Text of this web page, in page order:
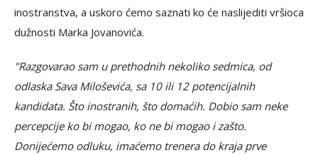
inostranstva, a uskoro ćemo saznati ko će naslijediti vršioca
dužnosti Marka Jovanovića.
"Razgovarao sam u prethodnih nekoliko sedmica, od
odlaska Sava Miloševića, sa 10 ili 12 potencijalnih
kandidata. Što inostranih, što domaćih. Dobio sam neke
percepcije ko bi mogao, ko ne bi mogao i zašto.
Donijećemo odluku, imaćemo trenera do kraja prve